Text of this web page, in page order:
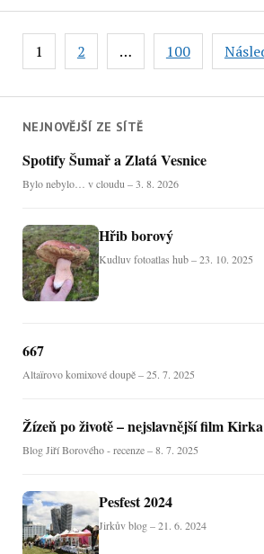
NEJNOVĚJŠÍ ZE SÍTĚ
Spotify Šumař a Zlatá Vesnice
Bylo nebylo… v cloudu – 3. 8. 2026
Hřib borový
Kudluv fotoatlas hub – 23. 10. 2025
667
Altaïrovo komixové doupě – 25. 7. 2025
Žízeň po životě – nejslavnější film
Blog Jiří Borového - recenze – 8. 7. 2025
Pesfest 2024
Jirkův blog – 21. 6. 2024
Stránkování
příspěvků
1 2 … 100